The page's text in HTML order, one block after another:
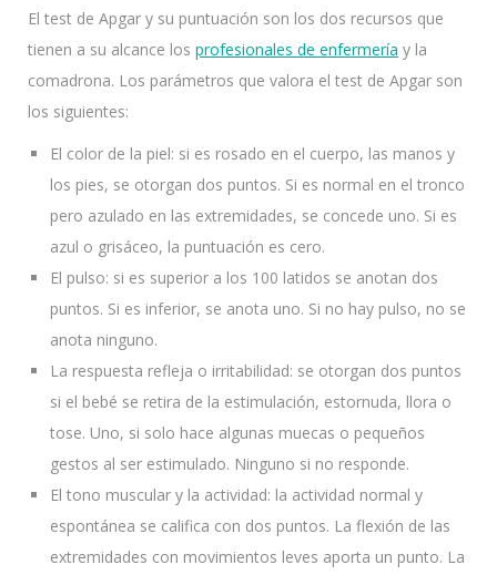
El test de Apgar y su puntuación son los dos recursos que
tienen a su alcance los profesionales de enfermería y la
comadrona. Los parámetros que valora el test de Apgar son
los siguientes:
El color de la piel: si es rosado en el cuerpo, las manos y
los pies, se otorgan dos puntos. Si es normal en el tronco
pero azulado en las extremidades, se concede uno. Si es
azul o grisáceo, la puntuación es cero.
El pulso: si es superior a los 100 latidos se anotan dos
puntos. Si es inferior, se anota uno. Si no hay pulso, no se
anota ninguno.
La respuesta refleja o irritabilidad: se otorgan dos puntos
si el bebé se retira de la estimulación, estornuda, llora o
tose. Uno, si solo hace algunas muecas o pequeños
gestos al ser estimulado. Ninguno si no responde.
El tono muscular y la actividad: la actividad normal y
espontánea se califica con dos puntos. La flexión de las
extremidades con movimientos leves aporta un punto. La